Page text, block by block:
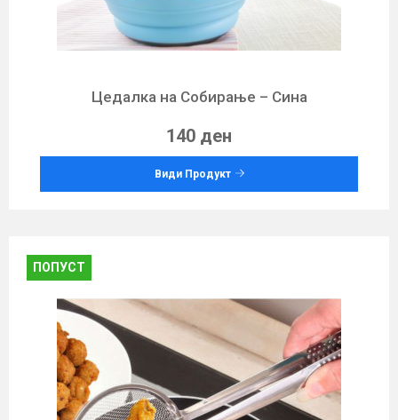
Цедалкa на Собирање – Сина
140 ден
Види Продукт
ПОПУСТ